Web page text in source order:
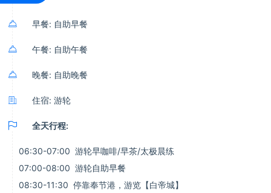
 早餐: 自助早餐
 午餐: 自助午餐
 晚餐: 自助晚餐
 住宿: 游轮
 全天行程:
06:30-07:00 游轮早咖啡/早茶/太极晨练
07:00-08:00 游轮自助早餐
08:30-11:30 停靠奉节港，游览【白帝城】